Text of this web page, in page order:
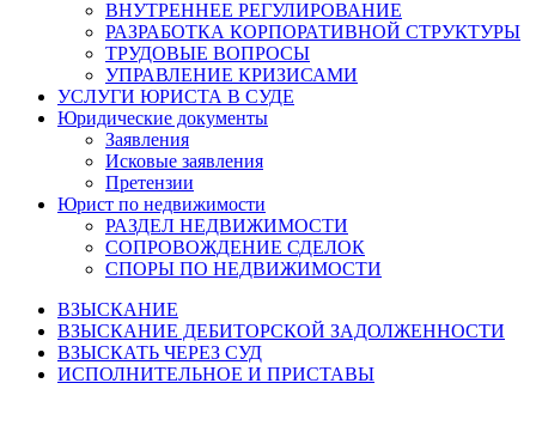
ВНУТРЕННЕЕ РЕГУЛИРОВАНИЕ
РАЗРАБОТКА КОРПОРАТИВНОЙ СТРУКТУРЫ
ТРУДОВЫЕ ВОПРОСЫ
УПРАВЛЕНИЕ КРИЗИСАМИ
УСЛУГИ ЮРИСТА В СУДЕ
Юридические документы
Заявления
Исковые заявления
Претензии
Юрист по недвижимости
РАЗДЕЛ НЕДВИЖИМОСТИ
СОПРОВОЖДЕНИЕ СДЕЛОК
СПОРЫ ПО НЕДВИЖИМОСТИ
ВЗЫСКАНИЕ
ВЗЫСКАНИЕ ДЕБИТОРСКОЙ ЗАДОЛЖЕННОСТИ
ВЗЫСКАТЬ ЧЕРЕЗ СУД
ИСПОЛНИТЕЛЬНОЕ И ПРИСТАВЫ